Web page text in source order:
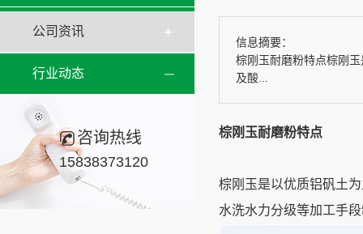
公司资讯
行业动态
咨询热线
15838373120
信息摘要：
棕刚玉耐磨粉特点棕刚
及酸...
棕刚玉耐磨粉特点
棕刚玉是以优质铝矾土
水洗水力分级等加工手